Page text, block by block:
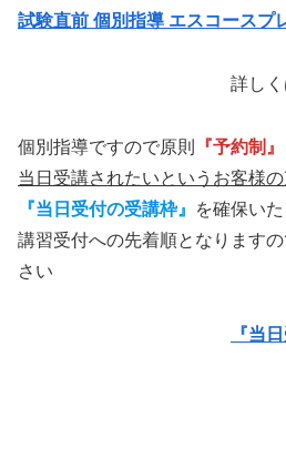
試験直前 個別指導 エスコースプ
詳し
個別指導ですので原則 『予約制』
当日受講されたいというお客様
『当日受付の受講枠』
を確保いた
講習受付への先着順となります
さい
『当